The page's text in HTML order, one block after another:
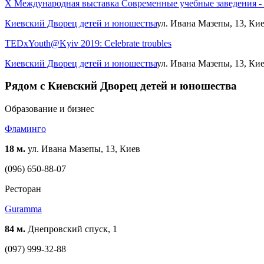
X Международная выставка Современные учебные заведения -
Киевский Дворец детей и юношестваул. Ивана Мазепы, 13,
TEDxYouth@Kyiv 2019: Celebrate troubles
Киевский Дворец детей и юношестваул. Ивана Мазепы, 13,
Рядом с Киевский Дворец детей и юношества
Образование и бизнес
Фламинго
18 м. ул. Ивана Мазепы, 13, Киев
(096) 650-88-07
Ресторан
Guramma
84 м. Днепровский спуск, 1
(097) 999-32-88